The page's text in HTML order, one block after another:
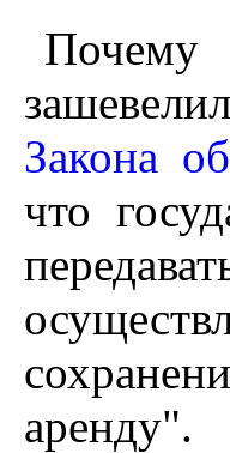
Закона
что
аренду".